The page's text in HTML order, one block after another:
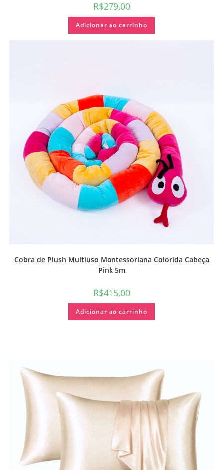
R$279,00
Adicionar ao carrinho
Cobra de Plush Multiuso Montessoriana Colorida Cabeça
Pink 5m
R$415,00
Adicionar ao carrinho